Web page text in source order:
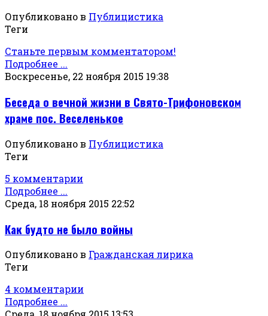
Опубликовано в Публицистика
Теги
Станьте первым комментатором!
Подробнее ...
Воскресенье, 22 ноября 2015 19:38
Беседа о вечной жизни в Свято-Трифоновском
храме пос. Веселенькое
Опубликовано в Публицистика
Теги
5 комментарии
Подробнее ...
Среда, 18 ноября 2015 22:52
Как будто не было войны
Опубликовано в Гражданская лирика
Теги
4 комментарии
Подробнее ...